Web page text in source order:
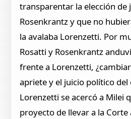
transparentar la elección de
Rosenkrantz y que no
la avalaba Lorenzetti. Por
Rosatti y Rosenkrantz
frente a Lorenzetti,
apriete y el juicio político
Lorenzetti se acercó a Milei
proyecto de llevar a la